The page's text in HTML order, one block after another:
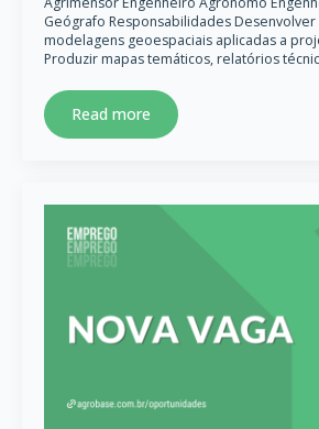
Geógrafo Responsabilidades Desenvolver
modelagens geoespaciais aplicadas a
Produzir mapas temáticos, relatórios
Read more